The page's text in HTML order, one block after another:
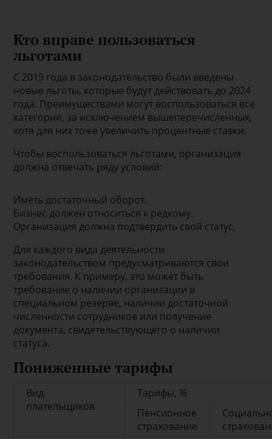
Кто вправе пользоваться
льготами
С 2019 года в законодательство были введены
новые льготы, которые будут действовать до 2024
года. Преимуществами могут воспользоваться все
категории, за исключением вышеперечисленных,
хотя для них тоже увеличить процентные ставки.
Чтобы воспользоваться льготами, организация
должна отвечать ряду условий:
Иметь достаточный оборот.
Бизнес должен относиться к редкому.
Организация должна подтвердить свой статус.
Для каждого вида деятельности
законодательством предусматриваются свои
требования. К примеру, это может быть
требование о наличии организации в
специальном резерве, наличии достаточной
численности сотрудников или получение
документа, свидетельствующего о наличии
статуса.
Пониженные тарифы
Вид
плательщиков
Тарифы, %
Пенсионное
страхование